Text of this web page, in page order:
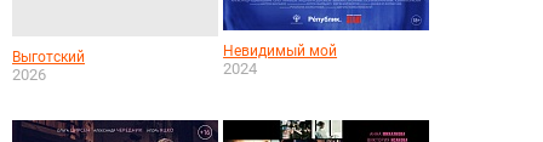
Выготский
2026
Невидимый мой
2024